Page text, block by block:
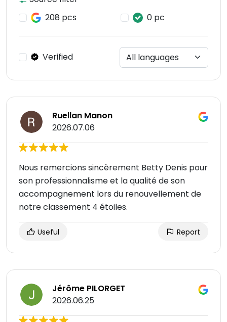
208 pcs
0 pc
Verified
Ruellan Manon
2026.07.06
Nous remercions sincèrement Betty Denis pour
son professionnalisme et la qualité de son
accompagnement lors du renouvellement de
notre classement 4 étoiles.
Useful Report
Jérôme PILORGET
2026.06.25